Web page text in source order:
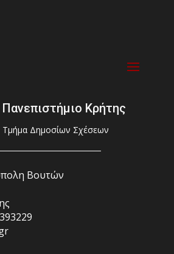
Πανεπιστήμιο Κρήτης
Τμήμα Δημοσίων Σχέσεων
Βουτών